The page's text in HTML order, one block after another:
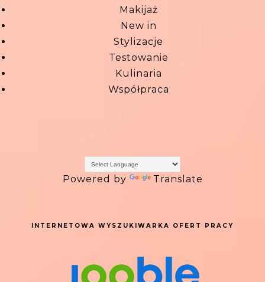
Makijaż
New in
Stylizacje
Testowanie
Kulinaria
Współpraca
Powered by Translate
INTERNETOWA WYSZUKIWARKA OFERT PRACY